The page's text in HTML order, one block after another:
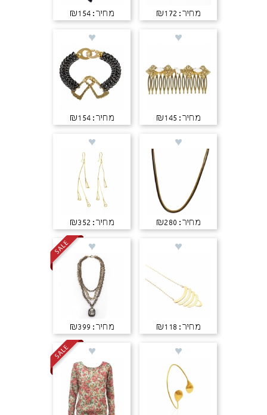
מחיר: ₪172 מחיר: ₪154
מחיר: ₪145 מחיר: ₪154
מחיר: ₪280 מחיר: ₪352
מחיר: ₪118 מחיר: ₪399